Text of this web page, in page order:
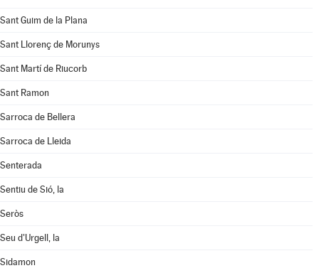
Sant Guim de la Plana
Sant Llorenç de Morunys
Sant Martí de Riucorb
Sant Ramon
Sarroca de Bellera
Sarroca de Lleida
Senterada
Sentiu de Sió, la
Seròs
Seu d'Urgell, la
Sidamon